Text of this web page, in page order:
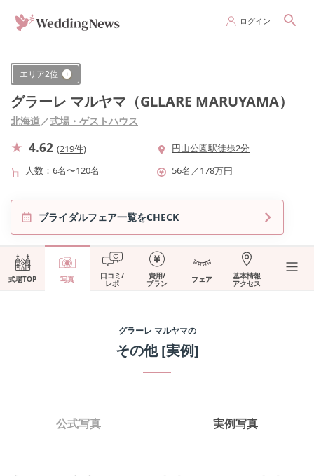
ログイン
エリア2位
グラーレ マルヤマ（GLLARE MARUYAMA）
北海道／式場・ゲストハウス
4.62 (219件)
円山公園駅徒歩2分
人数
6名〜120名 56名 ／178万円
ブライダルフェア一覧をCHECK
式場TOP 写真 口コミ/
レポ
費用/
プラン フェア 基本情報
アクセス
グラーレ マルヤマの
その他[実例]
公式写真 実例写真